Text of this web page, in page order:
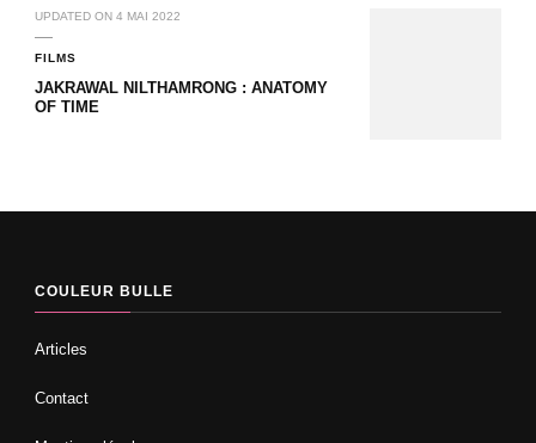
UPDATED ON 4 MAI 2022
FILMS
JAKRAWAL NILTHAMRONG : ANATOMY
OF TIME
COULEUR BULLE
Articles
Contact